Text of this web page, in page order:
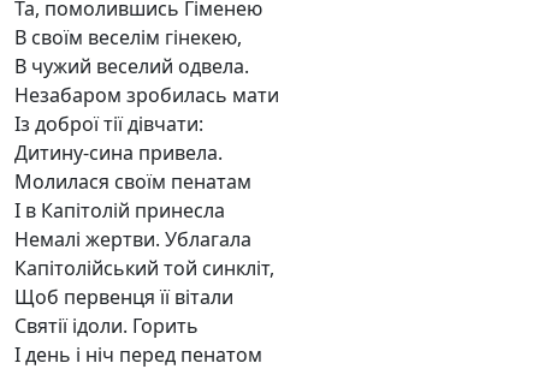
Та, помолившись Гіменею
В своїм веселім гінекею,
В чужий веселий одвела.
Незабаром зробилась мати
Із доброї тії дівчати:
Дитину-сина привела.
Молилася своїм пенатам
І в Капітолій принесла
Немалі жертви. Ублагала
Капітолійський той синкліт,
Щоб первенця її вітали
Святії ідоли. Горить
І день і ніч перед пенатом